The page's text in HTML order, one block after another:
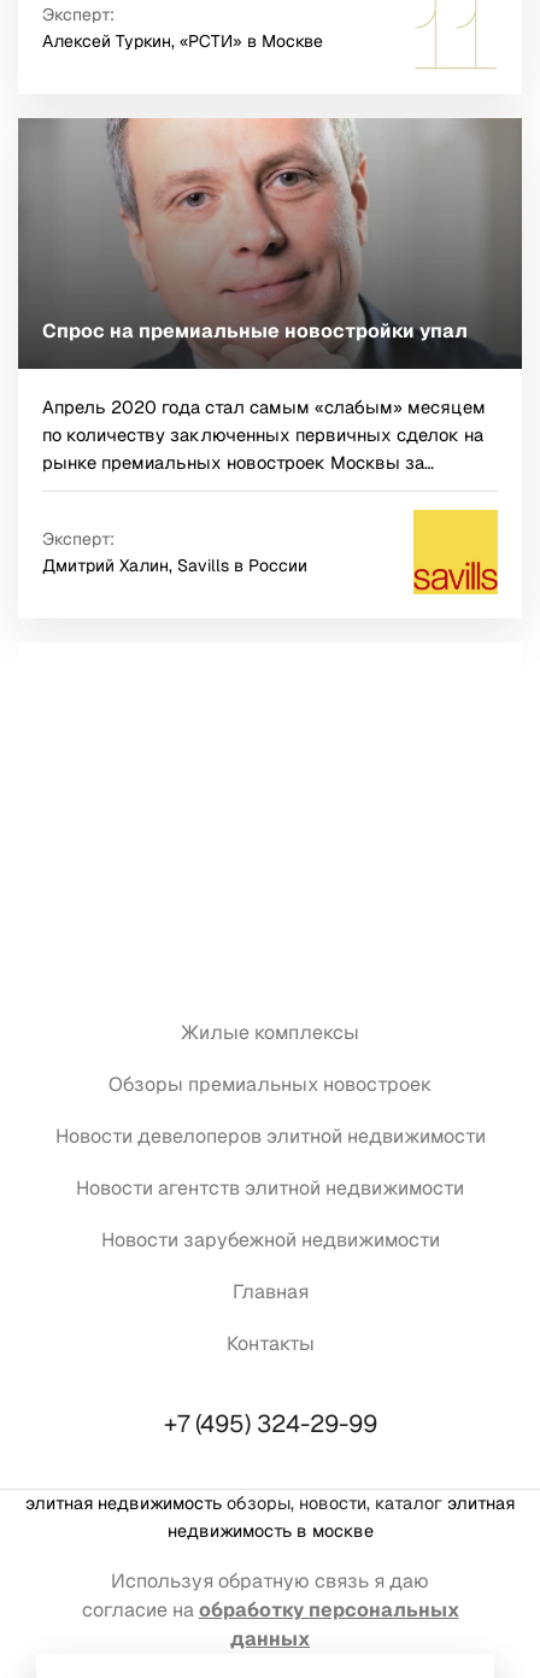
покупке, так и аренде. Работать с самыми
престижными адресами приглашают лучших
мастеров, поэтому проекты, создаваемые в этих
дизайнерской мысли.
Эксперт:
Алексей Туркин, «РСТИ» в Москве
Спрос на премиальные новостройки упал
Апрель 2020 года стал самым «слабым» месяцем
по количеству заключенных первичных сделок на
рынке премиальных новостроек Москвы за
последние 10 лет.
Эксперт:
Дмитрий Халин, Savills в России
Жилые комплексы
Обзоры премиальных новостроек
Новости девелоперов элитной недвижимости
Новости агентств элитной недвижимости
Новости зарубежной недвижимости
Главная
Контакты
+7 (495) 324-29-99
элитная недвижимость обзоры, новости, каталог элитная
недвижимость в москве
Используя обратную связь я даю
согласие наобработку персональных
данных